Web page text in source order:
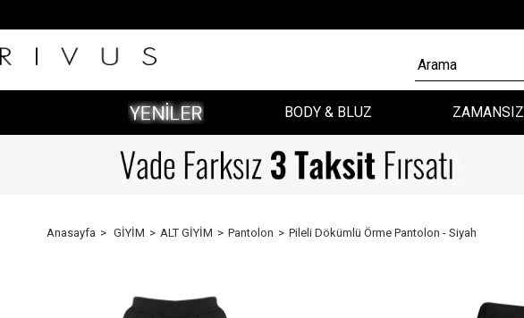
BODY & BLUZ ZAMANSIZ
Anasayfa GİYİM ALT GİYİM Pantolon Pileli Dökümlü Örme Pantolon - Siyah